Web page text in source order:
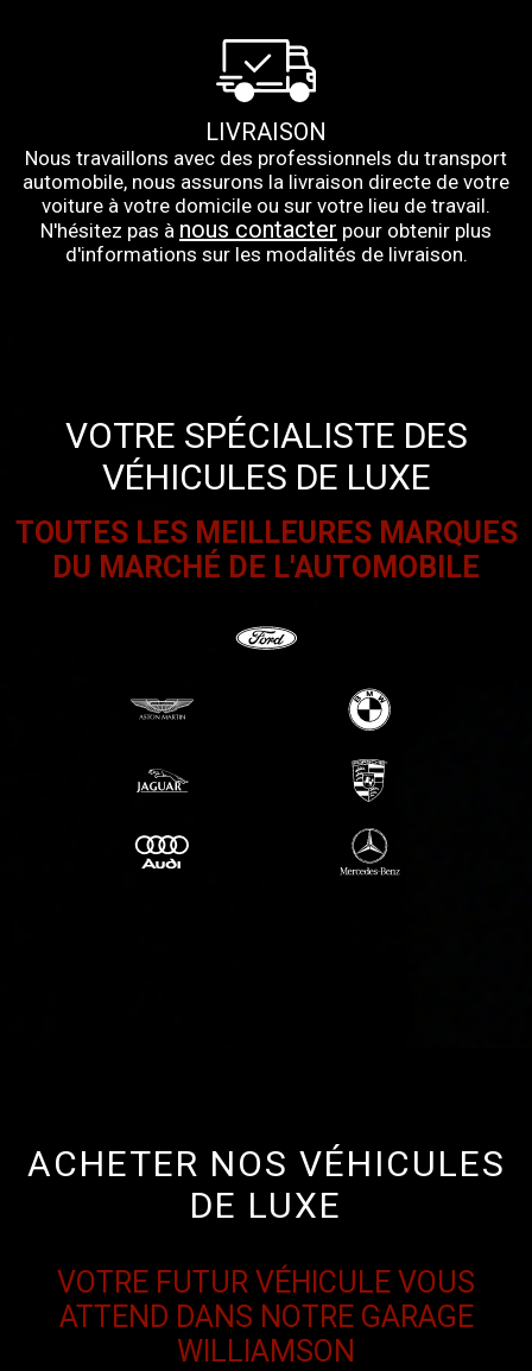
LIVRAISON
Nous travaillons avec des professionnels du transport
automobile, nous assurons la livraison directe de votre
voiture à votre domicile ou sur votre lieu de travail.
N'hésitez pas à nous contacter pour obtenir plus
d'informations sur les modalités de livraison.
VOTRE SPÉCIALISTE DES
VÉHICULES DE LUXE
TOUTES LES MEILLEURES MARQUES
DU MARCHÉ DE L'AUTOMOBILE
ACHETER NOS VÉHICULES
DE LUXE
VOTRE FUTUR VÉHICULE VOUS
ATTEND DANS NOTRE GARAGE
WILLIAMSON